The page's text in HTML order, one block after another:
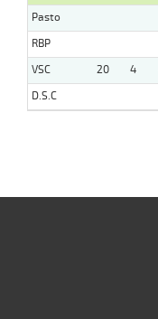
Pasto
RBP
VSC
20 4
D.S.C